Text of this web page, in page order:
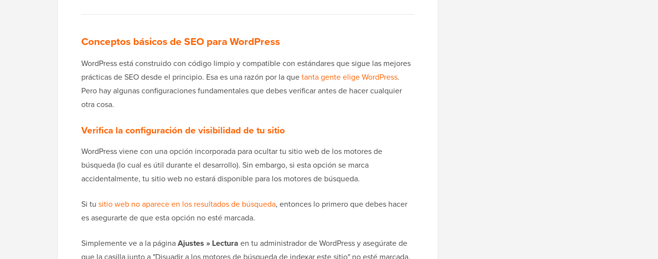
Conceptos básicos de SEO para WordPress
WordPress está construido con código limpio y compatible con estándares que sigue las mejores
prácticas de SEO desde el principio. Esa es una razón por la quetanta gente elige WordPress.
Pero hay algunas configuraciones fundamentales que debes verificar antes de hacer cualquier
otra cosa.
Verifica la configuración de visibilidad de tu sitio
WordPress viene con una opción incorporada para ocultar tu sitio web de los motores de
búsqueda (lo cual es útil durante el desarrollo). Sin embargo, si esta opción se marca
accidentalmente, tu sitio web no estará disponible para los motores de búsqueda.
Si tu sitio web no aparece en los resultados de búsqueda, entonces lo primero que debes hacer
es asegurarte de que esta opción no esté marcada.
Simplemente ve a la páginaAjustes » Lectura en tu administrador de WordPress y asegúrate de